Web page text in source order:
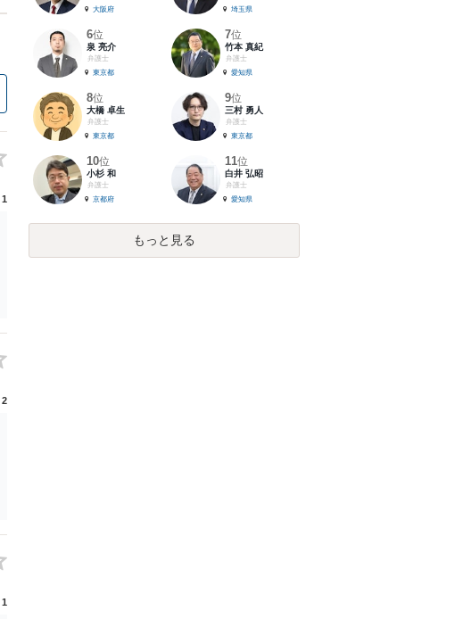
1
2
1
大阪府
埼玉県
6位
泉 亮介
弁護士
東京都
7位
竹本 真紀
弁護士
愛知県
8位
大橋 卓生
弁護士
東京都
9位
三村 勇人
弁護士
東京都
10位
小杉 和
弁護士
京都府
11位
白井 弘昭
弁護士
愛知県
もっと見る